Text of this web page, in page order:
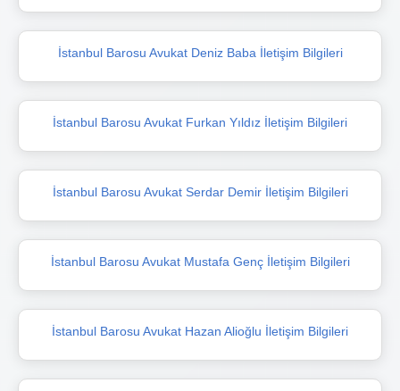
İstanbul Barosu Avukat Deniz Baba İletişim Bilgileri
İstanbul Barosu Avukat Furkan Yıldız İletişim Bilgileri
İstanbul Barosu Avukat Serdar Demir İletişim Bilgileri
İstanbul Barosu Avukat Mustafa Genç İletişim Bilgileri
İstanbul Barosu Avukat Hazan Alioğlu İletişim Bilgileri